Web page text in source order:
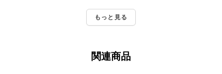
もっと見る
関連商品